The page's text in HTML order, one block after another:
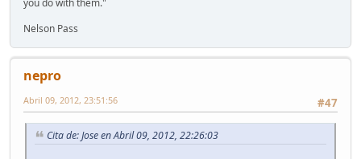
Nelson Pass
nepro
#47
Abril 09, 2012, 23:51:56
Cita de: Jose en Abril 09, 2012, 22:26:03